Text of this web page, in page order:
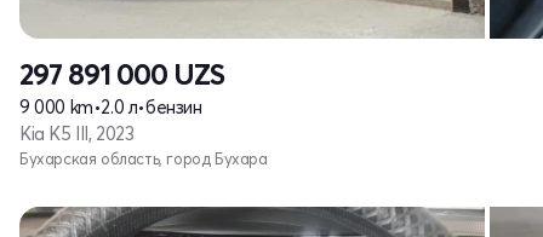
297 891 000 UZS
9 000 km•2.0 л•бензин
Kia K5 III, 2023
Бухарская область, город Бухара